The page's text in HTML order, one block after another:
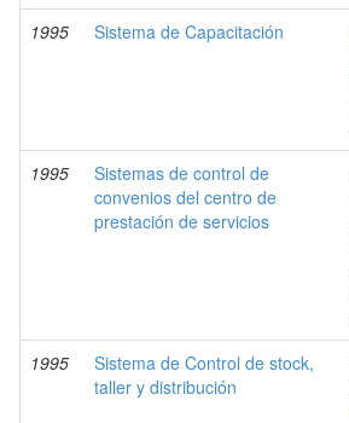
1995
Sistema de Capacitación
1995
Sistemas de control de
convenios del centro de
prestación de servicios
1995
Sistema de Control de stock,
taller y distribución